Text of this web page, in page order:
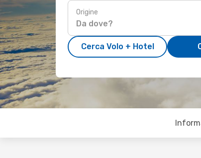
Origine
Cerca Volo + Hotel